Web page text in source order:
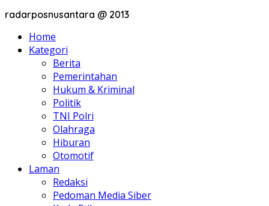
radarposnusantara @ 2013
Home
Kategori
Berita
Pemerintahan
Hukum & Kriminal
Politik
TNI Polri
Olahraga
Hiburan
Otomotif
Laman
Redaksi
Pedoman Media Siber